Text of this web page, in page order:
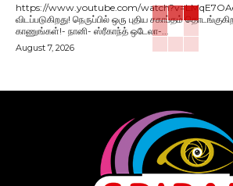
https://www.youtube.com/
விடப்படுகிறது! நெருப்பில் ஒரு புதிய சகாப்தம்
காணுங்கள்!- நானி- ஸ்ரீகாந்த் ஒடேலா-...
August 7, 2026